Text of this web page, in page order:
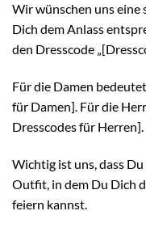
Wir wünschen uns eine
Dich dem Anlass
den Dresscode
Für die Damen
für Damen]. Für die
Dresscodes für Herren].
Wichtig ist uns, dass
Outfit, in dem Du Dich
feiern kannst.